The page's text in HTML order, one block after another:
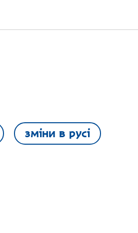
зміни в русі